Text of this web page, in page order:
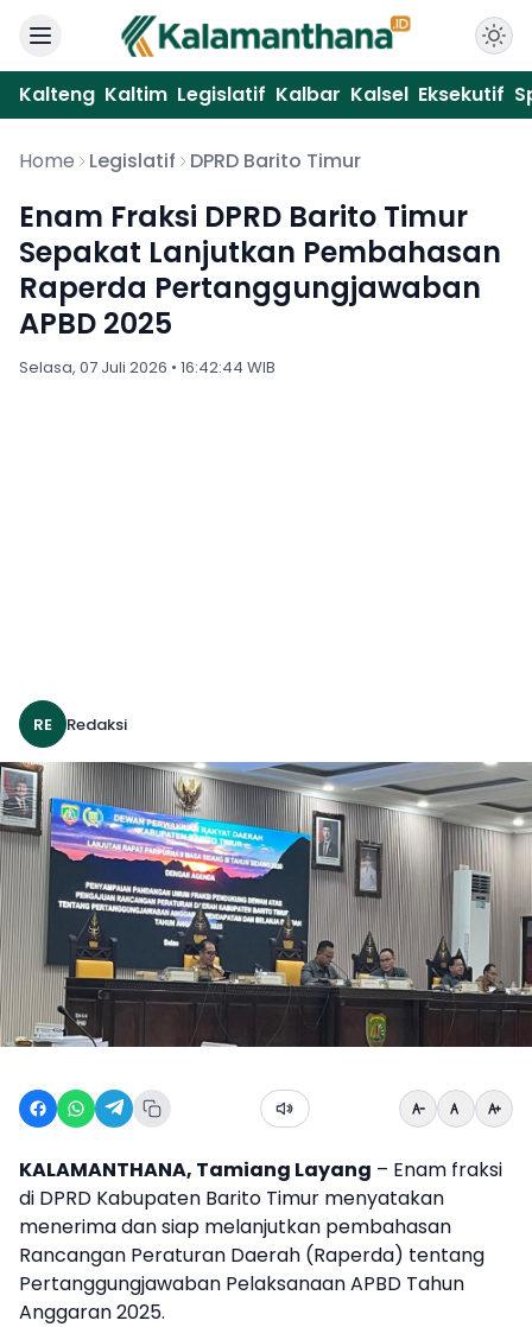
Kalteng Kaltim Legislatif Kalbar Kalsel Eksekutif
Home Legislatif DPRD Barito Timur
Enam Fraksi DPRD Barito Timur
Sepakat Lanjutkan Pembahasan
Raperda Pertanggungjawaban
APBD 2025
Selasa, 07 Juli 2026 • 16:42:44 WIB
RE Redaksi
KALAMANTHANA, Tamiang Layang – Enam fraksi
di DPRD Kabupaten Barito Timur menyatakan
menerima dan siap melanjutkan pembahasan
Rancangan Peraturan Daerah (Raperda) tentang
Pertanggungjawaban Pelaksanaan APBD Tahun
Anggaran 2025.